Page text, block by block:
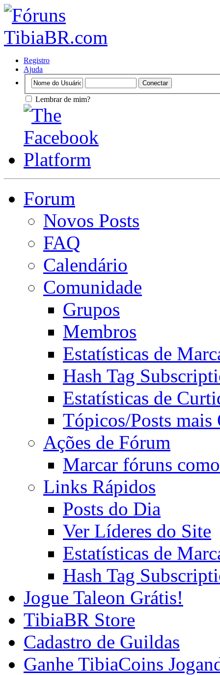
Registro
Ajuda
Lembrar de mim?
Forum
Novos Posts
FAQ
Calendário
Comunidade
Grupos
Membros
Estatísticas de
Hash Tag
Estatísticas de
Tópicos/Posts mais
Ações de Fórum
Marcar fóruns
Links Rápidos
Posts do Dia
Ver Líderes do Site
Estatísticas de
Hash Tag
Jogue Taleon Grátis!
TibiaBR Store
Cadastro de Guildas
Ganhe TibiaCoins